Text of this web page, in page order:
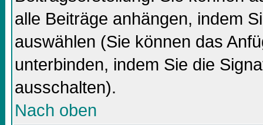
alle Beiträge anhängen, indem
auswählen (Sie können das
unterbinden, indem Sie die
ausschalten).
Nach oben